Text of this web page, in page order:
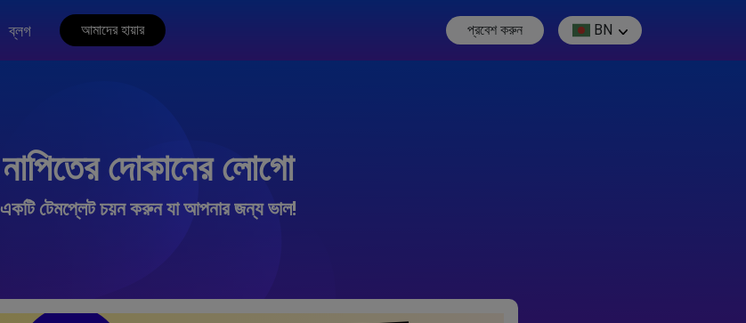
ব্লগ আমাদের হায়ার প্রবেশ করুন BN
নাপিতের দোকানের লোগো
একটি টেমপ্লেট চয়ন করুন যা আপনার জন্য ভাল!